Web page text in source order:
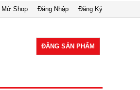
Đăng Ký
Đăng Nhập
Mở Shop
ĐĂNG SẢN PHẨM